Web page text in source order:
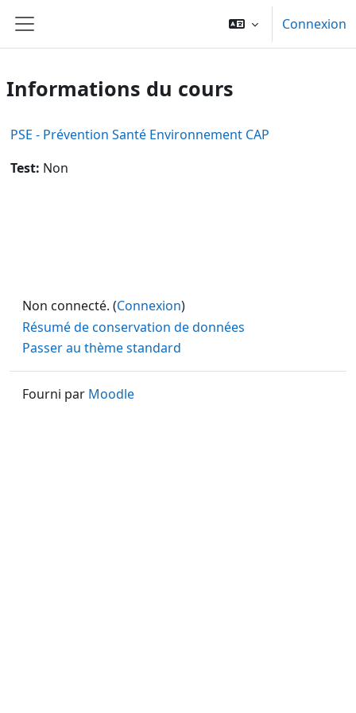
Panneau latéral
Connexion
Informations du cours
PSE - Prévention Santé Environnement CAP
Test: Non
Non connecté. (Connexion)
Résumé de conservation de données
Passer au thème standard
Fourni par Moodle